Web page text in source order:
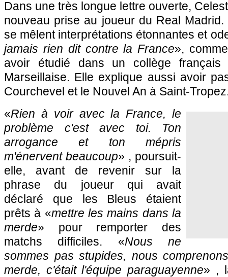
Dans une très longue lettre ouverte,
nouveau prise au joueur du Real
se mêlent interprétations étonnantes et
jamais rien dit contre la France»,
avoir étudié dans un collège
Marseillaise. Elle explique aussi avoir
Courchevel et le Nouvel An à Saint-
«Rien à voir avec la France, le
problème c'est avec toi. Ton
arrogance et ton mépris
m'énervent beaucoup» , poursuit-
elle, avant de revenir sur la
phrase du joueur qui avait
déclaré que les Bleus étaient
prêts à «mettre les mains dans la
merde» pour remporter des
matchs difficiles. «Nous ne
sommes pas stupides, nous
merde, c'était l'équipe paraguayenne» ,